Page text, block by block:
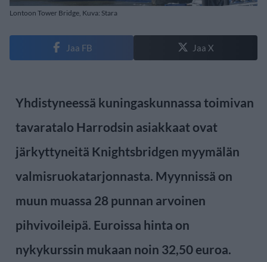
Lontoon Tower Bridge, Kuva: Stara
Jaa FB Jaa X
Yhdistyneessä kuningaskunnassa toimivan
tavaratalo Harrodsin asiakkaat ovat
järkyttyneitä Knightsbridgen myymälän
valmisruokatarjonnasta. Myynnissä on
muun muassa 28 punnan arvoinen
pihvivoileipä. Euroissa hinta on
nykykurssin mukaan noin 32,50 euroa.